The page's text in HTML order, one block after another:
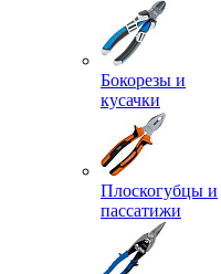
Бокорезы и
кусачки
Плоскогубцы и
пассатижи